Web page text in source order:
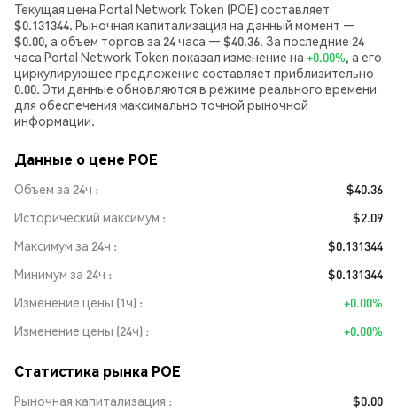
Текущая цена Portal Network Token (POE) составляет
$0.131344. Рыночная капитализация на данный момент —
$0.00, а объем торгов за 24 часа — $40.36. За последние 24
часа Portal Network Token показал изменение на +0.00%, а его
циркулирующее предложение составляет приблизительно
0.00. Эти данные обновляются в режиме реального времени
для обеспечения максимально точной рыночной
информации.
Данные о цене POE
Объем за 24ч
$40.36
Исторический максимум
$2.09
Максимум за 24ч
$0.131344
Минимум за 24ч
$0.131344
Изменение цены (1ч)
+0.00%
Изменение цены (24ч)
+0.00%
Статистика рынка POE
Рыночная капитализация
$0.00